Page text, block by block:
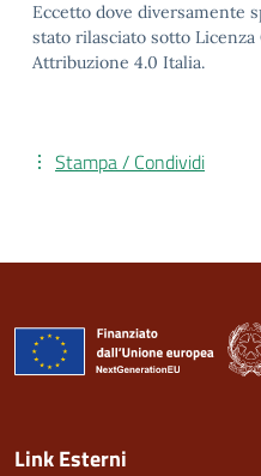
Eccetto dove diversamente
stato rilasciato sotto
Attribuzione 4.0 Italia.
Stampa / Condividi
Link Esterni